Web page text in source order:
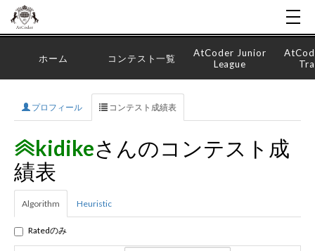
ホーム コンテスト一覧
AtCoder Junior
League
プロフィール コンテスト成績表
kidikeさんのコンテスト成
績表
Algorithm Heuristic
Ratedのみ